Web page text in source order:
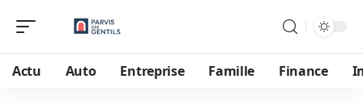
Actu Auto Entreprise Famille Finance